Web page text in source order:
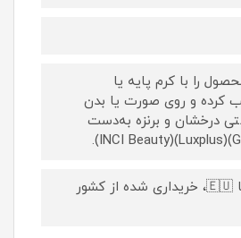
را با کرم پایه یا
کرده و روی صورت یا بدن
درخشان و برنزه به‌دست
تولید شده در اروپا 🇪🇺، خریداری شده از کشور